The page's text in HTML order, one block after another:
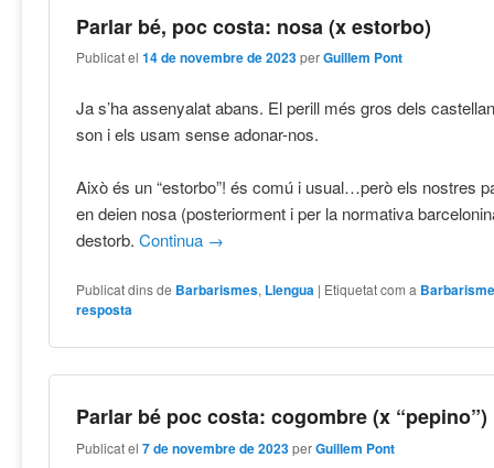
Parlar bé, poc costa: nosa (x estorbo)
Publicat el14 de novembre de 2023 perGuillem Pont
Ja s’ha assenyalat abans. El perill més gros dels
son i els usam sense adonar-nos.
Això és un “estorbo”! és comú i usual…però els nostres
en deien nosa (posteriorment i per la normativa
destorb.Continua →
Publicat dins de Barbarismes, Llengua | Etiquetat com a
resposta
Parlar bé poc costa: cogombre (x “pepino”)
Publicat el7 de novembre de 2023 perGuillem Pont